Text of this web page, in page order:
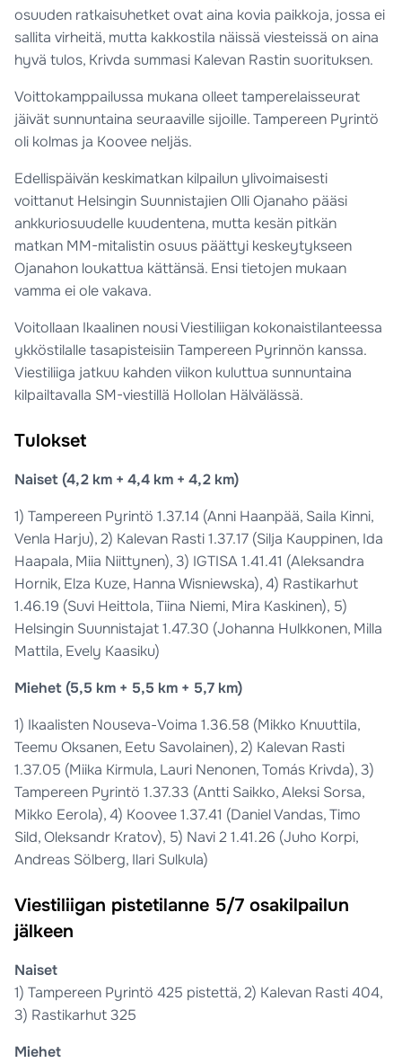
osuuden ratkaisuhetket ovat aina kovia paikkoja, jossa ei
sallita virheitä, mutta kakkostila näissä viesteissä on aina
hyvä tulos, Krivda summasi Kalevan Rastin suorituksen.
Voittokamppailussa mukana olleet tamperelaisseurat
jäivät sunnuntaina seuraaville sijoille. Tampereen Pyrintö
oli kolmas ja Koovee neljäs.
Edellispäivän keskimatkan kilpailun ylivoimaisesti
voittanut Helsingin Suunnistajien Olli Ojanaho pääsi
ankkuriosuudelle kuudentena, mutta kesän pitkän
matkan MM-mitalistin osuus päättyi keskeytykseen
Ojanahon loukattua kättänsä. Ensi tietojen mukaan
vamma ei ole vakava.
Voitollaan Ikaalinen nousi Viestiliigan kokonaistilanteessa
ykköstilalle tasapisteisiin Tampereen Pyrinnön kanssa.
Viestiliiga jatkuu kahden viikon kuluttua sunnuntaina
kilpailtavalla SM-viestillä Hollolan Hälvälässä.
Tulokset
Naiset (4,2 km + 4,4 km + 4,2 km)
1) Tampereen Pyrintö 1.37.14 (Anni Haanpää, Saila Kinni,
Venla Harju), 2) Kalevan Rasti 1.37.17 (Silja Kauppinen, Ida
Haapala, Miia Niittynen), 3) IGTISA 1.41.41 (Aleksandra
Hornik, Elza Kuze, Hanna Wisniewska), 4) Rastikarhut
1.46.19 (Suvi Heittola, Tiina Niemi, Mira Kaskinen), 5)
Helsingin Suunnistajat 1.47.30 (Johanna Hulkkonen, Milla
Mattila, Evely Kaasiku)
Miehet (5,5 km + 5,5 km + 5,7 km)
1) Ikaalisten Nouseva-Voima 1.36.58 (Mikko Knuuttila,
Teemu Oksanen, Eetu Savolainen), 2) Kalevan Rasti
1.37.05 (Miika Kirmula, Lauri Nenonen, Tomás Krivda), 3)
Tampereen Pyrintö 1.37.33 (Antti Saikko, Aleksi Sorsa,
Mikko Eerola), 4) Koovee 1.37.41 (Daniel Vandas, Timo
Sild, Oleksandr Kratov), 5) Navi 2 1.41.26 (Juho Korpi,
Andreas Sölberg, Ilari Sulkula)
Viestiliigan pistetilanne 5/7 osakilpailun
jälkeen
Naiset
1) Tampereen Pyrintö 425 pistettä, 2) Kalevan Rasti 404,
3) Rastikarhut 325
Miehet